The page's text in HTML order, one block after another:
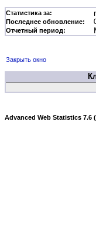
Статистика за:
Последнее обновление:
Отчетный период:
Закрыть окно
Advanced Web Statistics 7.6